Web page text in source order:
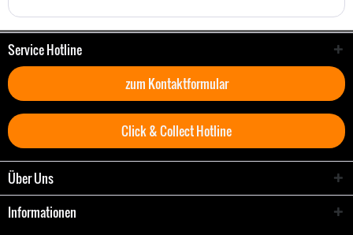
Service Hotline
zum Kontaktformular
Click & Collect Hotline
Über Uns
Informationen